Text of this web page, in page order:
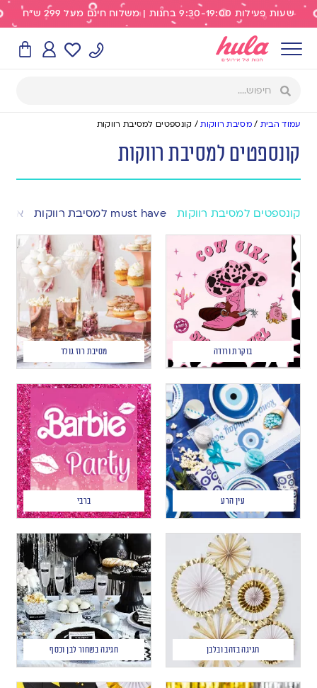
שעות פעילות 9:30-19:00 בחנות | משלוח חינם מעל 299 ש"ח
עמוד הבית /מסיבת רווקות/ קונספטים למסיבת רווקות
קונספטים למסיבת רווקות
קונספטים למסיבת רווקות must have למסיבת רווקות
בוקרת ורודה מסיבת רוז גולד
עין הרע ברבי
חגיגה בזהב ובלבן חגיגה בשחור לבן וכסף